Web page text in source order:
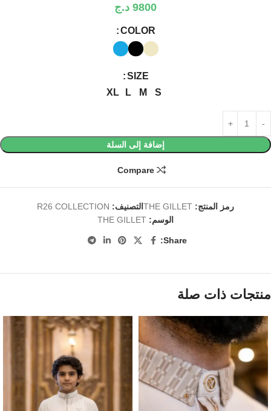
9800 د.ج
COLOR
SIZE
S
M
L
XL
إضافة إلى السلة
Compare
رمز المنتج: THE GILLETالتصنيف: R26 COLLECTION
الوسم: THE GILLET
Share:
منتجات ذات صلة